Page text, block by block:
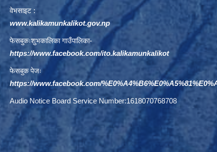
वेभसाइट :
www.kalikamunkalikot.gov.np
फेसबुकःशुभकालिका गाउँपालिका-
https://www.facebook.com/ito.kalikamunkalikot
फेसबुक पेजः
https://www.facebook.com/
Audio Notice Board Service Number:1618070768708